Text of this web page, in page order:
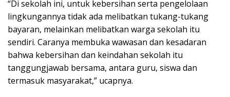
“Di sekolah ini, untuk kebersihan serta pengelolaan
lingkungannya tidak ada melibatkan tukang-tukang
bayaran, melainkan melibatkan warga sekolah itu
sendiri. Caranya membuka wawasan dan kesadaran
bahwa kebersihan dan keindahan sekolah itu
tanggungjawab bersama, antara guru, siswa dan
termasuk masyarakat,” ucapnya.